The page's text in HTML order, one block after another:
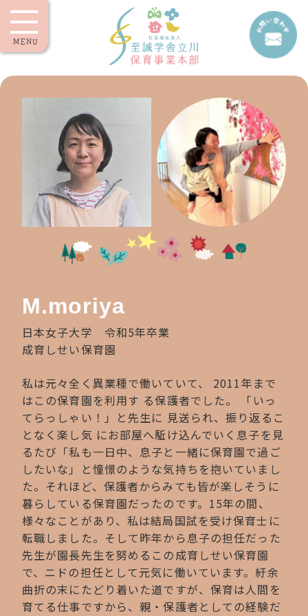
MENU
M.moriya
日本女子大学 令和5年卒業
成育しせい保育園
私は元々全く異業種で働いていて、 2011年まで
はこの保育園を利用す る保護者でした。 「いっ
てらっしゃい！」と先生に 見送られ、振り返るこ
となく楽し気 にお部屋へ駈け込んでいく息子を見
るたび「私も一日中、息子と一緒に保育園で過ご
したいな」と憧憬のような気持ちを抱いていまし
た。それほど、保護者からみても皆が楽しそうに
暮らしている保育園だったのです。15年の間、
様々なことがあり、私は結局国試を受け保育士に
転職しました。そして昨年から息子の担任だった
先生が園長先生を努めるこの成育しせい保育園
で、ニドの担任として元気に働いています。紆余
曲折の末にたどり着いた道ですが、保育は人間を
育てる仕事ですから、親・保護者としての経験だ